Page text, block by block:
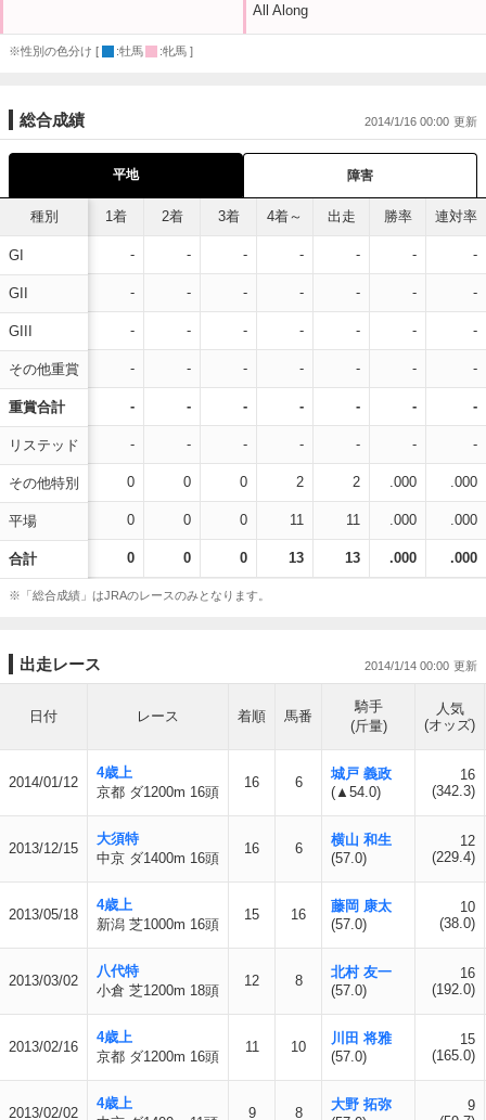
All Along
※性別の色分け [ :牡馬 :牝馬 ]
総合成績 2014/1/16 00:00
平地 障害
種別
GI
GII
GIII
その他重賞
重賞合計
リステッド
その他特別
平場
合計
1着 2着 3着 4着～ 出走 勝率 連対率
- - - - - - -
- - - - - - -
- - - - - - -
- - - - - - -
- - - - - - -
- - - - - - -
0 0 0 2 2 .000 .000
0 0 0 11 11 .000 .000
0 0 0 13 13 .000 .000
※「総合成績」はJRAのレースのみとなります。
出走レース 2014/1/14 00:00
日付 レース 着順 馬番
騎手
(斤量)
人気
(オッズ)
2014/01/12
4歳上
京都 ダ1200m 16頭
16 6
城戸 義政
(▲54.0)
16
(342.3)
2013/12/15
大須特
中京 ダ1400m 16頭
16 6
横山 和生
(57.0)
12
(229.4)
2013/05/18
4歳上
新潟 芝1000m 16頭
15 16
藤岡 康太
(57.0)
10
(38.0)
2013/03/02
八代特
小倉 芝1200m 18頭
12 8
北村 友一
(57.0)
16
(192.0)
2013/02/16
4歳上
京都 ダ1200m 16頭
11 10
川田 将雅
(57.0)
15
(165.0)
2013/02/02
4歳上
9 8
大野 拓弥
9